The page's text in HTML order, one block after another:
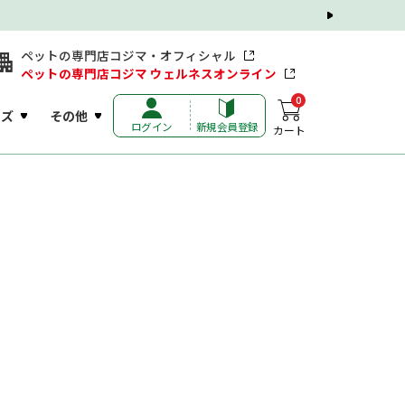
ペットの専門店コジマ・オフィシャル
ペットの専門店コジマ ウェルネスオンライン
その他
ログイン 新規会員登録
0
カート